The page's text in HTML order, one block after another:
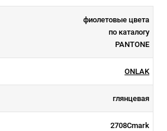
фиолетовые цвета
по каталогу
PANTONE
ONLAK
глянцевая
2708Cmark